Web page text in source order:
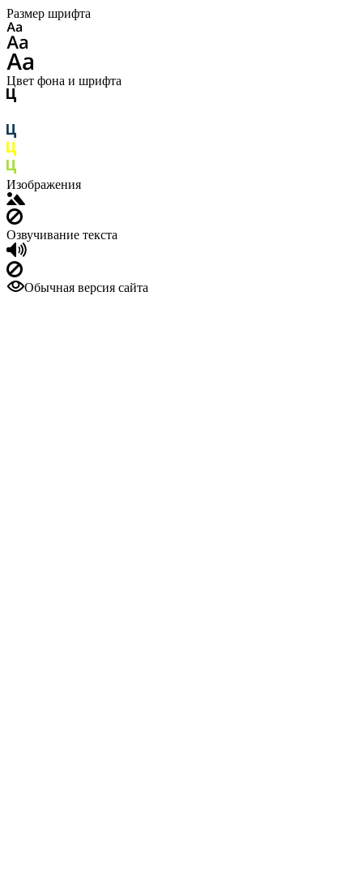
Размер шрифта
Цвет фона и шрифта
Изображения
Озвучивание текста
Обычная версия сайта